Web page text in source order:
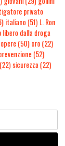
privato
italiano (51) L. Ron
libero dalla droga
opere (50) oro (22)
(52)
(22) sicurezza (22)